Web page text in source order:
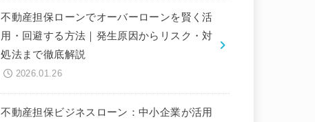
不動産担保ローンでオーバーローンを賢く活
用・回避する方法｜発生原因からリスク・対
処法まで徹底解説
2026.01.26
不動産担保ビジネスローン：中小企業が活用